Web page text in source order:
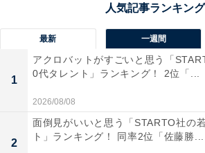
2位：『タッチ』
2位は『タッチ』でした。あだち充さ
1986年に連載されていたスポーツ青
最新 一週間
1
アクロバットがすごいと思う「
0代タレント」ランキング！ 2位「...
2026/08/08
2
面倒見がいいと思う「STARTO社の
ト」ランキング！ 同率2位「佐藤勝...